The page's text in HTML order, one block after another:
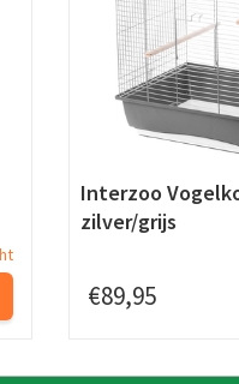
Interzoo
zilver/grijs
€89,95